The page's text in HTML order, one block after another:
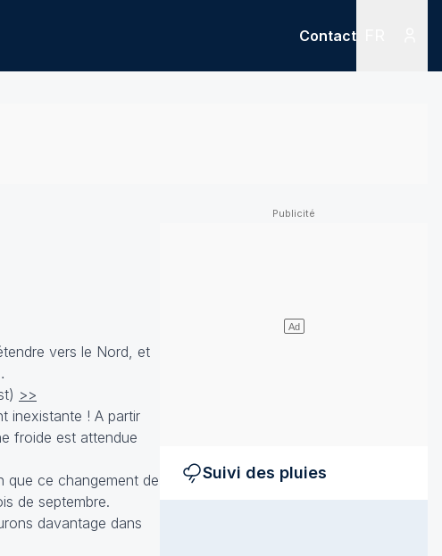
Contact
vers le Nord, et
>>
inexistante ! A partir
froide est attendue
que ce changement de
de septembre.
davantage dans
Suivi des pluies